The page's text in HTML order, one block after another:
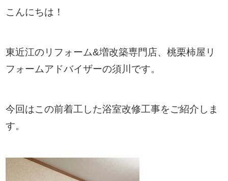
こんにちは！
東近江のリフォーム&増改築専門店、桃栗柿屋リ
フォームアドバイザーの須川です。
今回はこの前着工した浴室改修工事をご紹介しま
す。